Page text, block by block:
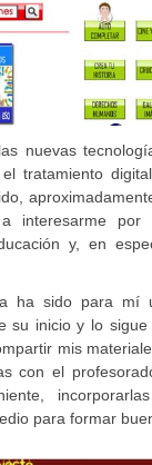
nuevas
el tratamiento
interesarme por
y, en
ha sido para mí
su inicio y lo sigue
mis
con el
para formar